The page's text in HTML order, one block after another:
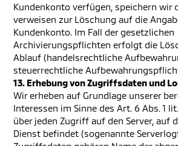
Kundenkonto verfügen, speichern wir
verweisen zur Löschung auf die
Kundenkonto. Im Fall der gesetzlichen
Archivierungspflichten erfolgt die
Ablauf (handelsrechtliche
steuerrechtliche
13. Erhebung von Zugriffsdaten und
Wir erheben auf Grundlage unserer
Interessen im Sinne des Art. 6 Abs. 1 lit.
über jeden Zugriff auf den Server, auf
Dienst befindet (sogenannte